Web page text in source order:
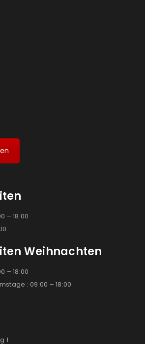
– 18:00
Weihnachten
– 18:00
: 09:00 – 18:00
1